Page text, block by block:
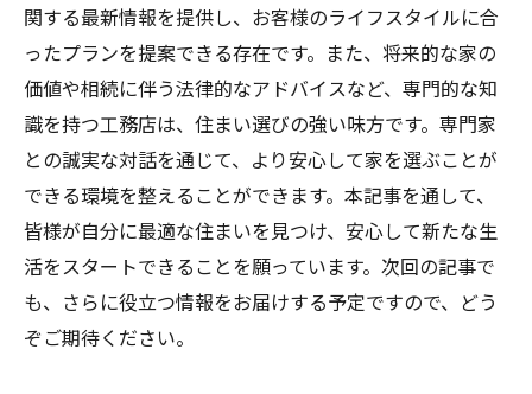
関する最新情報を提供し、お客様のライフスタイルに合
ったプランを提案できる存在です。また、将来的な家の
価値や相続に伴う法律的なアドバイスなど、専門的な知
識を持つ工務店は、住まい選びの強い味方です。専門家
との誠実な対話を通じて、より安心して家を選ぶことが
できる環境を整えることができます。本記事を通して、
皆様が自分に最適な住まいを見つけ、安心して新たな生
活をスタートできることを願っています。次回の記事で
も、さらに役立つ情報をお届けする予定ですので、どう
ぞご期待ください。